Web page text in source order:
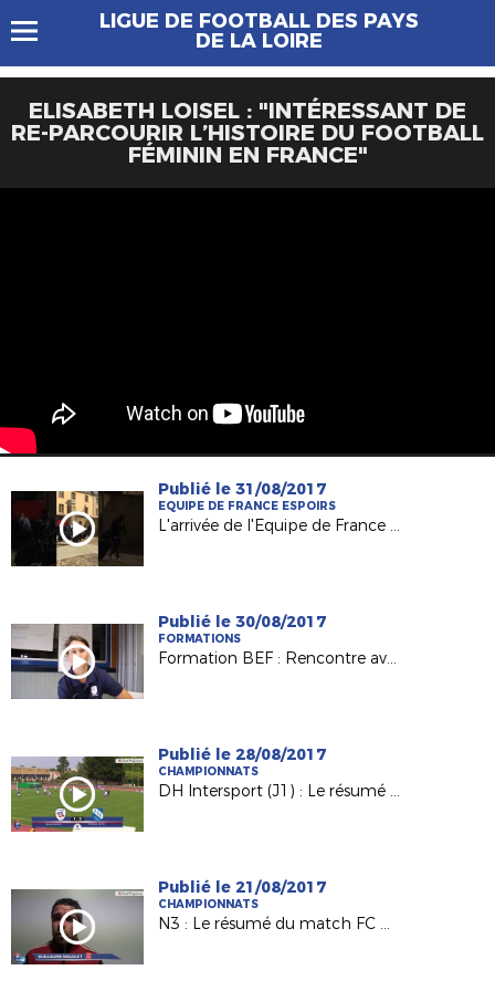
LIGUE DE FOOTBALL DES PAYS
DE LA LOIRE
ELISABETH LOISEL : "INTÉRESSANT DE
RE-PARCOURIR L’HISTOIRE DU FOOTBALL
FÉMININ EN FRANCE"
Publié le 31/08/2017
EQUIPE DE FRANCE ESPOIRS
L'arrivée de l'Equipe de France Espoirs à Laval !
Publié le 30/08/2017
FORMATIONS
Formation BEF : Rencontre avec Charlène Karsenti, joueuse et éducatrice au Mans FC
Publié le 28/08/2017
CHAMPIONNATS
DH Intersport (J1) : Le résumé de FC Rezé / AS La Châtaigneraie (1-2)
Publié le 21/08/2017
CHAMPIONNATS
N3 : Le résumé du match FC Challans / Voltigeurs de Châteaubriant